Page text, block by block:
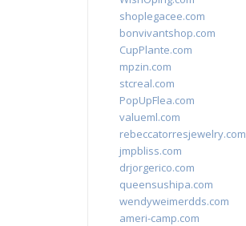
shoplegacee.com
bonvivantshop.com
CupPlante.com
mpzin.com
stcreal.com
PopUpFlea.com
valueml.com
rebeccatorresjewelry.com
jmpbliss.com
drjorgerico.com
queensushipa.com
wendyweimerdds.com
ameri-camp.com